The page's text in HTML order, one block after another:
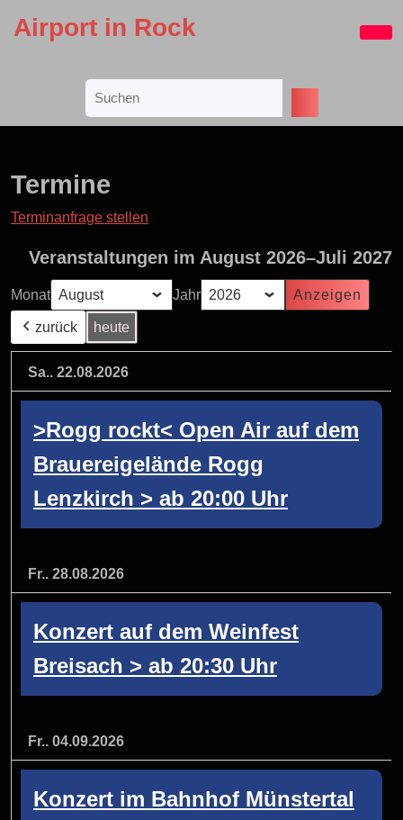
Airport in Rock
Termine
Terminanfrage stellen
Veranstaltungen im August 2026–Juli 2027
Monat Jahr
zurück heute
Sa.. 22.08.2026
>Rogg rockt< Open Air auf dem
Brauereigelände Rogg
Lenzkirch > ab 20:00 Uhr
Fr.. 28.08.2026
Konzert auf dem Weinfest
Breisach > ab 20:30 Uhr
Fr.. 04.09.2026
Konzert im Bahnhof Münstertal